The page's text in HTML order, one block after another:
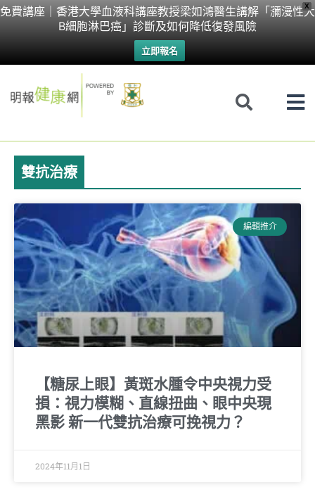
X
免費講座｜香港大學血液科講座教授梁如鴻醫生講解「瀰漫性大
B細胞淋巴癌」診斷及如何降低復發風險
立即報名
Skip
雙抗治療
編輯推介
【糖尿上眼】黃斑水腫令中央視力受
損：視力模糊、直線扭曲、眼中央現
黑影 新一代雙抗治療可挽視力？
2024年11月1日